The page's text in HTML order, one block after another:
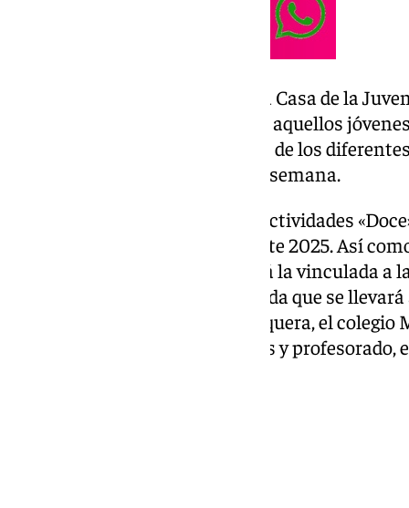
Además, ha recordado que, en la Casa de la
expositivo joven para que todos aquellos
compartir sus trabajos, además de los
ajedrez que se desarrollan cada semana.
Dentro del programa anual de actividades
que se desarrollarán durante este 2025. Así
próximas fechas se desarrollará la vinculada a
Educación con una mesa redonda que se
Universidad de Málaga de Antequera, el
directores de centros educativos y profesorado,